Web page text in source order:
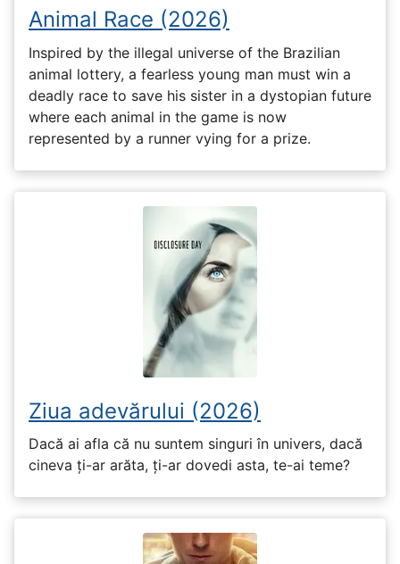
Animal Race (2026)
Inspired by the illegal universe of the Brazilian
animal lottery, a fearless young man must win a
deadly race to save his sister in a dystopian future
where each animal in the game is now
represented by a runner vying for a prize.
Ziua adevărului (2026)
Dacă ai afla că nu suntem singuri în univers, dacă
cineva ți-ar arăta, ți-ar dovedi asta, te-ai teme?